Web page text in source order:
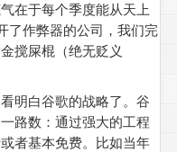
在于每个季度能从天上
作弊器的公司，我们完
搅屎棍（绝无贬义
明白谷歌的战略了。谷
路数：通过强大的工程
者基本免费。比如当年